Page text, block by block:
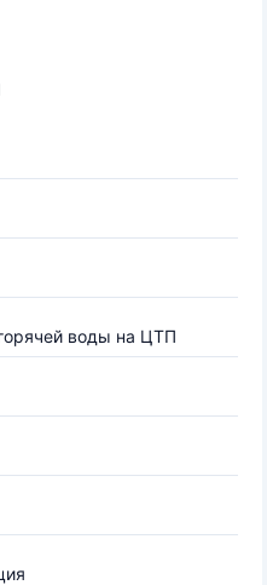
воды на ЦТП